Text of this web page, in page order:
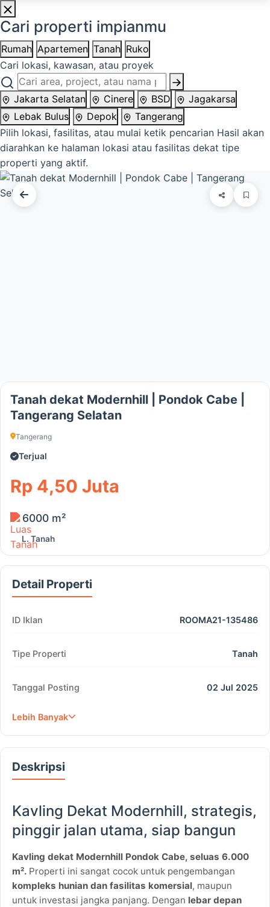
Cari properti impianmu
Rumah Apartemen Tanah Ruko
Cari lokasi, kawasan, atau proyek
Jakarta Selatan Cinere BSD
Jagakarsa
Lebak Bulus
Depok
Tangerang
Pilih lokasi, fasilitas, atau mulai ketik pencarian Hasil akan
diarahkan ke halaman lokasi atau fasilitas dekat tipe
properti yang aktif.
Tanah dekat Modernhill | Pondok Cabe |
Tangerang Selatan
Tangerang
Terjual
Rp 4,50 Juta
6000 m²
L. Tanah
Detail Properti
ID Iklan ROOMA21-135486
Tipe Properti Tanah
Tanggal Posting 02 Jul 2025
Lebih Banyak
Deskripsi
Kavling Dekat Modernhill, strategis,
pinggir jalan utama, siap bangun
Kavling dekat Modernhill Pondok Cabe, seluas 6.000
m². Properti ini sangat cocok untuk pengembangan
kompleks hunian dan fasilitas komersial, maupun
untuk investasi jangka panjang. Dengan lebar depan